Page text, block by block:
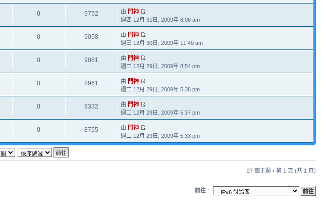
0 9752 由 門神
週四 12月 31日, 2009年 8:08 am
0 9058 由 門神
週三 12月 30日, 2009年 11:49 am
0 9081 由 門神
週二 12月 29日, 2009年 8:54 pm
0 8961 由 門神
週二 12月 29日, 2009年 5:38 pm
0 9332 由 門神
週二 12月 29日, 2009年 5:37 pm
0 8755 由 門神
週二 12月 29日, 2009年 5:33 pm
27 個主題 • 第 1 頁 (共 1 頁)
前往 :